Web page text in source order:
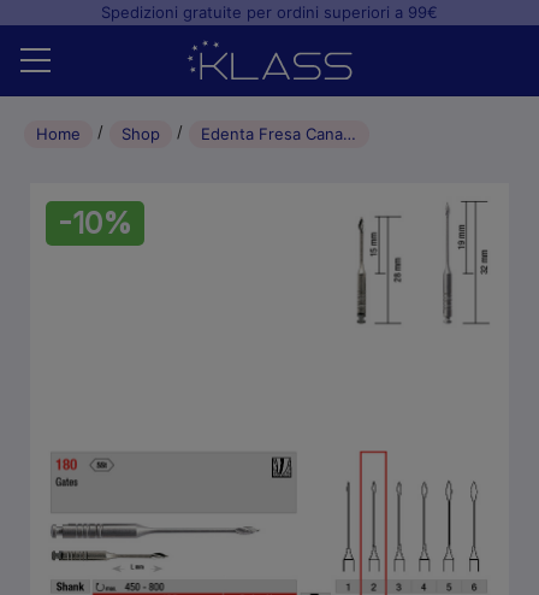
Spedizioni gratuite per ordini superiori a 99€
Home
Studio odontoiatrico
Home Shop Edenta Fresa Canalare Endodontica “Gates” RA 070 L19.0mm Nr.2 (6pz)
-10%